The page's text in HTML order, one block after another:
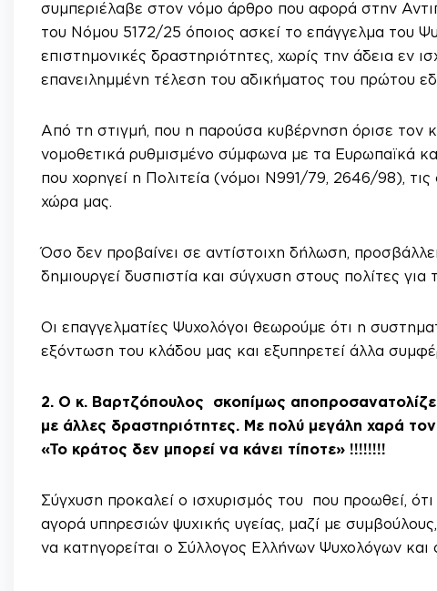
συμπεριέλαβε στον νόμο άρθρο που αφορά στην
του Νόμου 5172/25 όποιος ασκεί το επάγγελμα του
επιστημονικές δραστηριότητες, χωρίς την άδεια εν
επανειλημμένη τέλεση του αδικήματος του πρώτου
Από τη στιγμή, που η παρούσα κυβέρνηση όρισε τον
νομοθετικά ρυθμισμένο σύμφωνα με τα Ευρωπαϊκά
που χορηγεί η Πολιτεία (νόμοι Ν991/79, 2646/98),
χώρα μας.
Όσο δεν προβαίνει σε αντίστοιχη δήλωση,
δημιουργεί δυσπιστία και σύγχυση στους πολίτες
Οι επαγγελματίες Ψυχολόγοι θεωρούμε ότι η
εξόντωση του κλάδου μας και εξυπηρετεί άλλα
2. Ο κ. Βαρτζόπουλος σκοπίμως
με άλλες δραστηριότητες. Με πολύ μεγάλη χαρά
«Το κράτος δεν μπορεί να κάνει τίποτε» !!!!!!!!
Σύγχυση προκαλεί ο ισχυρισμός του που προωθεί,
αγορά υπηρεσιών ψυχικής υγείας, μαζί με
να κατηγορείται ο Σύλλογος Ελλήνων Ψυχολόγων και